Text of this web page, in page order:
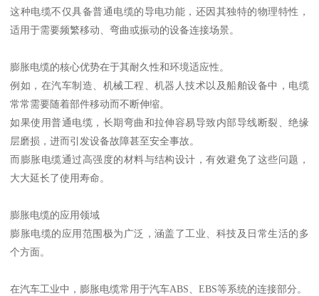
这种电缆不仅具备普通电缆的导电功能，还因其独特的物理特性，
适用于需要频繁移动、弯曲或振动的设备连接场景。
膨胀电缆的核心优势在于其耐久性和环境适应性。
例如，在汽车制造、机械工程、机器人技术以及船舶设备中，电缆
常常需要随着部件移动而不断伸缩。
如果使用普通电缆，长期弯曲和拉伸容易导致内部导线断裂、绝缘
层磨损，进而引发设备故障甚至安全事故。
而膨胀电缆通过高强度的材料与结构设计，有效避免了这些问题，
大大延长了使用寿命。
膨胀电缆的应用领域
膨胀电缆的应用范围极为广泛，涵盖了工业、科技及日常生活的多
个方面。
在汽车工业中，膨胀电缆常用于汽车ABS、EBS等系统的连接部分。